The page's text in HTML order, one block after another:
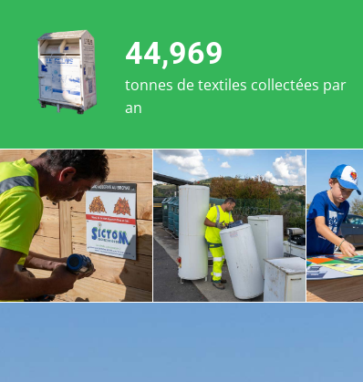
44,969
tonnes de textiles collectées par
an